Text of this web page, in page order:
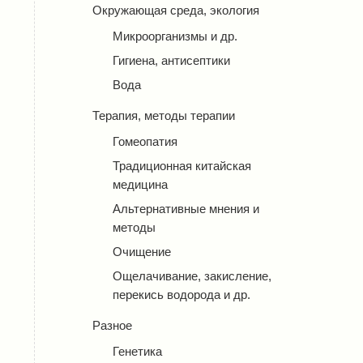
Окружающая среда, экология
Микроорганизмы и др.
Гигиена, антисептики
Вода
Терапия, методы терапии
Гомеопатия
Традиционная китайская
медицина
Альтернативные мнения и
методы
Очищение
Ощелачивание, закисление,
перекись водорода и др.
Разное
Генетика